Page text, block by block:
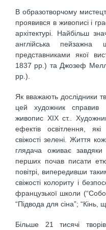
В образотворчому
проявився в живописі і
архітектурі. Найбільш
англійська пейзажна
представниками якої
1837 рр.) та Джозеф
рр.).
Як вважають дослідники
цей художник справив
живопис ХІХ ст..
ефектів освітлення,
свіжості зелені. Життя
глядача оживає
перших почав писати
повітрі, випередивши
свіжості колориту і
французької школи
“Підвода для сіна”; “Кінь,
Більше 21 тисячі